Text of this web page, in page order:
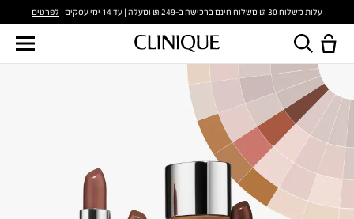
עלות משלוח 30 ₪ משלוח חינם ברכישה ב-249 ₪ ומעלה | עד 14 ימי עסקים לפרטים